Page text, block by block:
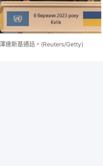
連斯基通話。(Reuters/Getty)